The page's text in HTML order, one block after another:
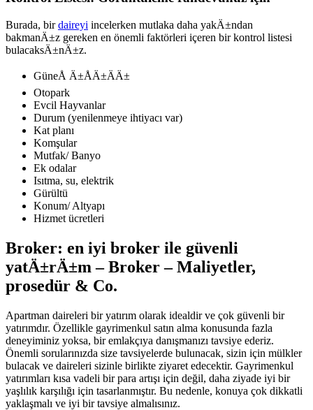
Burada, birdaireyi incelerken mutlaka daha yakÄ±ndan
bakmanÄ±z gereken en önemli faktörleri içeren bir kontrol listesi
bulacaksÄ±nÄ±z.
GüneÅ Ä±ÅÄ±ÄÄ±
Otopark
Evcil Hayvanlar
Durum (yenilenmeye ihtiyacı var)
Kat planı
Komşular
Mutfak/ Banyo
Ek odalar
Isıtma, su, elektrik
Gürültü
Konum/ Altyapı
Hizmet ücretleri
Broker: en iyi broker ile güvenli
yatÄ±rÄ±m – Broker – Maliyetler,
prosedür & Co.
Apartman daireleri bir yatırım olarak idealdir ve çok güvenli bir
yatırımdır. Özellikle gayrimenkul satın alma konusunda fazla
deneyiminiz yoksa, bir emlakçıya danışmanızı tavsiye ederiz.
Önemli sorularınızda size tavsiyelerde bulunacak, sizin için mülkler
bulacak ve daireleri sizinle birlikte ziyaret edecektir. Gayrimenkul
yatırımları kısa vadeli bir para artışı için değil, daha ziyade iyi bir
yaşlılık karşılığı için tasarlanmıştır. Bu nedenle, konuya çok dikkatli
yaklaşmalı ve iyi bir tavsiye almalısınız.